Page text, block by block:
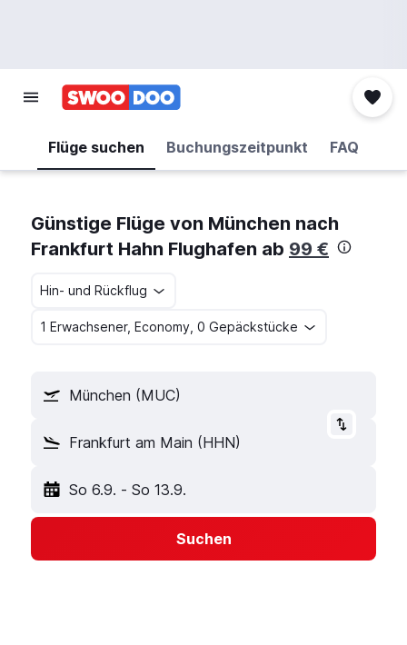
Flüge suchen Buchungszeitpunkt FAQ
Günstige Flüge von München nach
Frankfurt Hahn Flughafen ab 99 €
Hin- und Rückflug
1 Erwachsener, Economy, 0 Gepäckstücke
München (MUC)
Frankfurt am Main (HHN)
So 6.9. - So 13.9.
Suchen